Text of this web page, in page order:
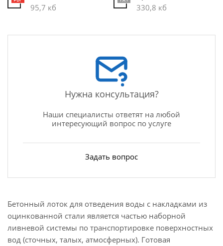
95,7 кб
330,8 кб
Нужна консультация?
Наши специалисты ответят на любой
интересующий вопрос по услуге
Задать вопрос
Бетонный лоток для отведения воды с накладками из
оцинкованной стали является частью наборной
ливневой системы по транспортировке поверхностных
вод (сточных, талых, атмосферных). Готовая